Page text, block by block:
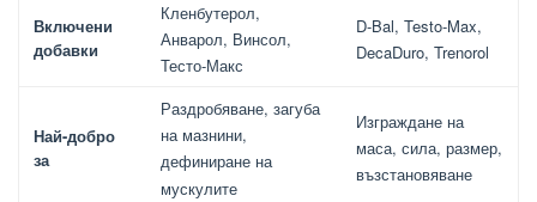
Включени
добавки
Кленбутерол,
Анварол, Винсол,
Тесто-Макс
D-Bal, Testo-Max,
DecaDuro, Trenorol
Най-добро
за
Раздробяване, загуба
на мазнини,
дефиниране на
мускулите
Изграждане на
маса, сила, размер,
възстановяване